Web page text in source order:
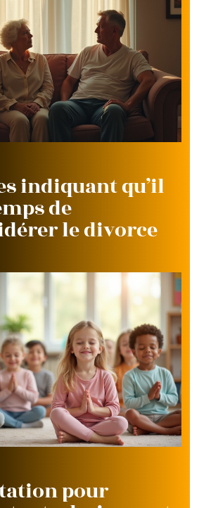
indiquant qu’il
de
le divorce
pour